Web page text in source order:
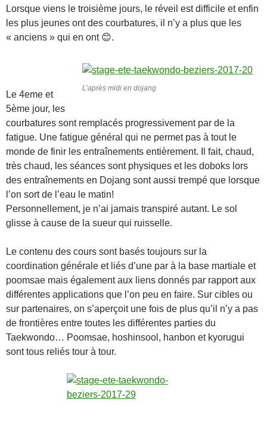
Lorsque viens le troisième jours, le réveil est difficile et enfin
les plus jeunes ont des courbatures, il n’y a plus que les
« anciens » qui en ont 😊.
L’après midi en dojang
Le 4eme et
5ème jour, les
courbatures sont remplacés progressivement par de la
fatigue. Une fatigue général qui ne permet pas à tout le
monde de finir les entraînements entièrement. Il fait, chaud,
très chaud, les séances sont physiques et les doboks lors
des entraînements en Dojang sont aussi trempé que lorsque
l’on sort de l’eau le matin!
Personnellement, je n’ai jamais transpiré autant. Le sol
glisse à cause de la sueur qui ruisselle.
Le contenu des cours sont basés toujours sur la
coordination générale et liés d’une par à la base martiale et
poomsae mais également aux liens donnés par rapport aux
différentes applications que l’on peu en faire. Sur cibles ou
sur partenaires, on s’aperçoit une fois de plus qu’il n’y a pas
de frontières entre toutes les différentes parties du
Taekwondo… Poomsae, hoshinsool, hanbon et kyorugui
sont tous reliés tour à tour.